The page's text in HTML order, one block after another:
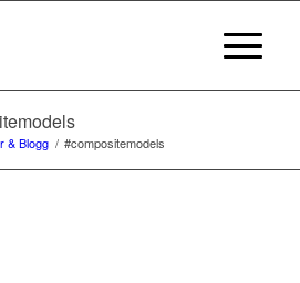
& Blogg / #compositemodels